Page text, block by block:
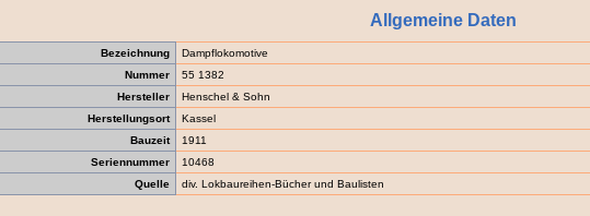
Allgemeine Daten
Bezeichnung
Dampflokomotive
Nummer
55 1382
Hersteller
Henschel & Sohn
Herstellungsort
Kassel
Bauzeit
1911
Seriennummer
10468
Quelle
div. Lokbaureihen-Bücher und Baulisten